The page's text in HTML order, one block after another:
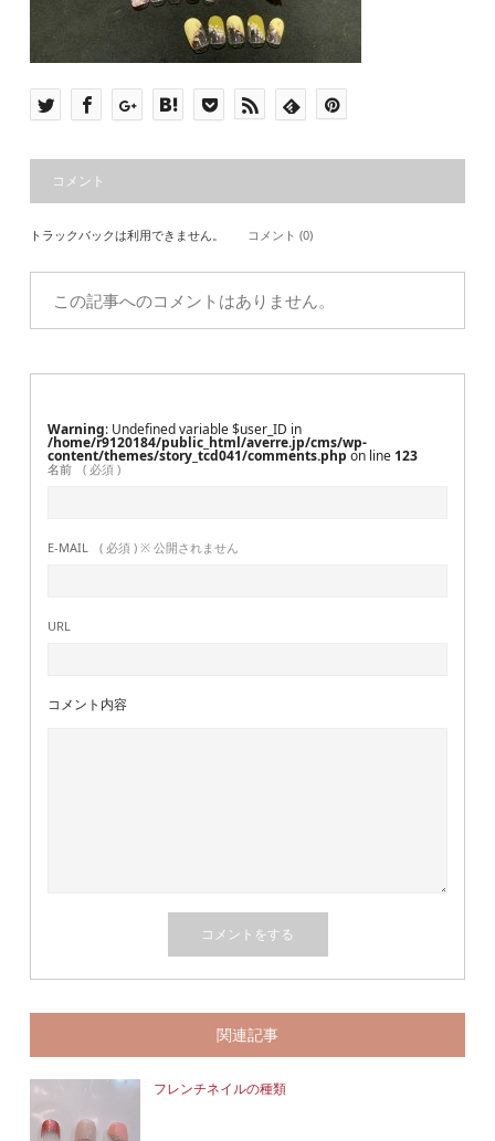
コメント
トラックバックは利用できません。 コメント (0)
この記事へのコメントはありません。
Warning : Undefined variable $user_ID in
/home/r9120184/public_html/averre.jp/cms/wp-
content/themes/story_tcd041/comments.php on line 123
名前 ( 必須 )
E-MAIL ( 必須 ) ※ 公開されません
URL
コメント内容
関連記事
フレンチネイルの種類